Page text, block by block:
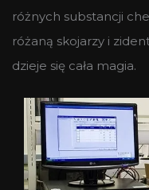
różnych substancji
różaną skojarzy i
dzieje się cała magia.